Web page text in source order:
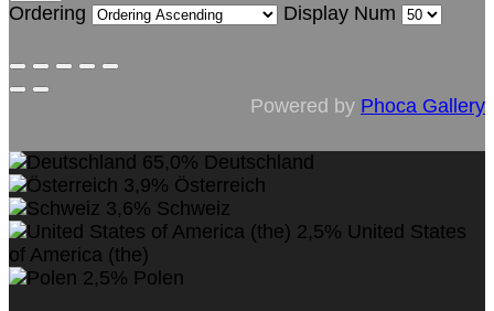
Ordering Display Num
Powered by Phoca Gallery
65,0% Deutschland
3,9% Österreich
3,6% Schweiz
2,5% United States
of America (the)
2,5% Polen